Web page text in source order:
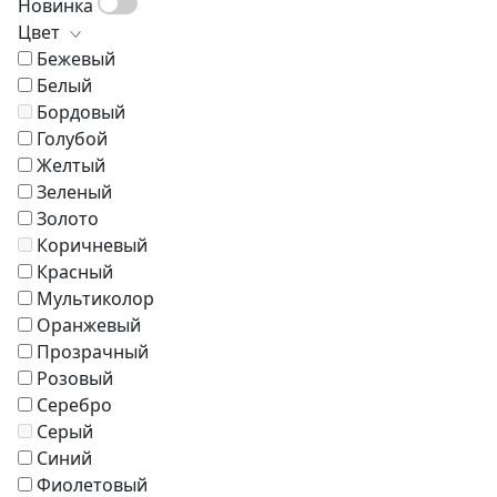
Настольные лампы
Торшеры
Стулья
Туалетные столики
Скамьи
Пуфы и банкетки
Кровати
Кресла
Зонты
Журнальные столики
Диваны
Аксессуары
Стенки
Шкафы
Новинка
Цвет
Бежевый
Белый
Бордовый
Голубой
Желтый
Зеленый
Золото
Коричневый
Красный
Мультиколор
Оранжевый
Прозрачный
Розовый
Серебро
Серый
Синий
Фиолетовый